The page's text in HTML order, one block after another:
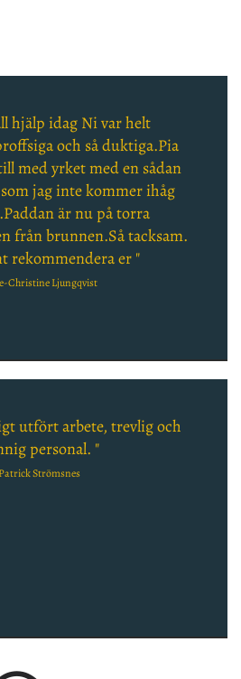
hjälp idag Ni var helt
och så duktiga.Pia
med yrket med en sådan
jag inte kommer ihåg
är nu på torra
från brunnen.Så tacksam.
rekommendera er "
Christine Ljungqvist
utfört arbete, trevlig och
personal. "
Patrick Strömsnes